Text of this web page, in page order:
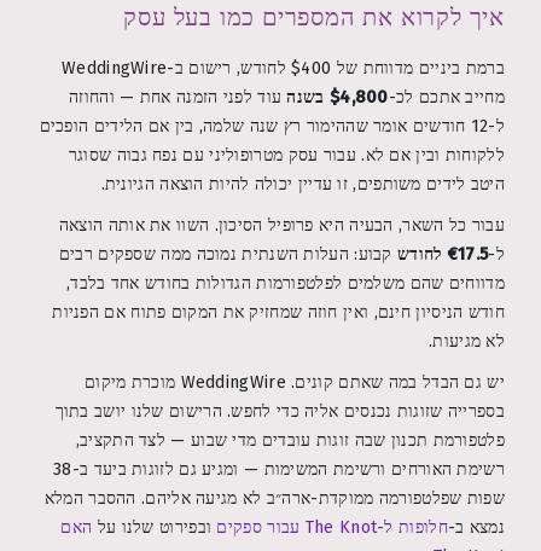
איך לקרוא את המספרים כמו בעל עסק
ברמת ביניים מדווחת של $400 לחודש, רישום ב-WeddingWire
מחייב אתכם לכ-$4,800 בשנה
עוד לפני הזמנה אחת — והחוזה
ל-12 חודשים אומר שההימור רץ שנה שלמה, בין אם הלידים הופכים
ללקוחות ובין אם לא. עבור עסק מטרופוליני עם נפח גבוה שסוגר
היטב לידים משותפים, זו עדיין יכולה להיות הוצאה הגיונית.
עבור כל השאר, הבעיה היא פרופיל הסיכון. השוו את אותה הוצאה
ל-€17.5 לחודש
קבוע: העלות השנתית נמוכה ממה שספקים רבים
מדווחים שהם משלמים לפלטפורמות הגדולות בחודש אחד בלבד,
חודש הניסיון חינם, ואין חוזה שמחזיק את המקום פתוח אם הפניות
לא מגיעות.
יש גם הבדל במה שאתם קונים. WeddingWire מוכרת מיקום
בספרייה שזוגות נכנסים אליה כדי לחפש. הרישום שלנו יושב בתוך
פלטפורמת תכנון שבה זוגות עובדים מדי שבוע — לצד התקציב,
רשימת האורחים ורשימת המשימות — ומגיע גם לזוגות ביעד ב-38
שפות שפלטפורמה ממוקדת-ארה״ב לא מגיעה אליהם. ההסבר המלא
נמצא ב-חלופות ל-The Knot עבור ספקים ובפירוט שלנו על האם